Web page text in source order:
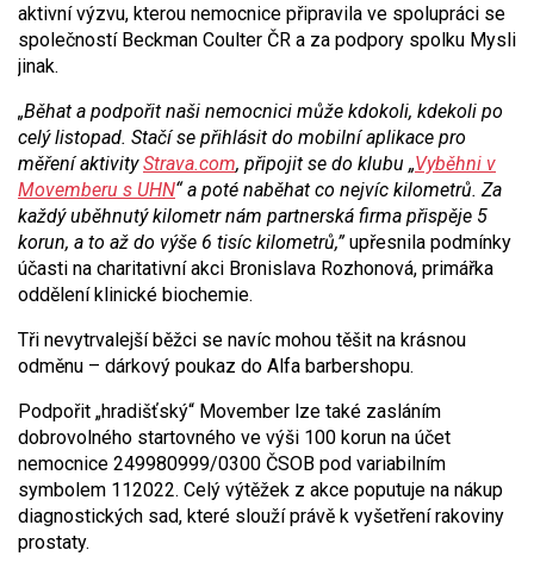
aktivní výzvu, kterou nemocnice připravila ve spolupráci se
společností Beckman Coulter ČR a za podpory spolku Mysli
jinak.
„Běhat a podpořit naši nemocnici může kdokoli, kdekoli po
celý listopad. Stačí se přihlásit do mobilní aplikace pro
měření aktivityStrava.com, připojit se do klubu „Vyběhni v
Movemberu s UHN“ a poté naběhat co nejvíc kilometrů. Za
každý uběhnutý kilometr nám partnerská firma přispěje 5
korun, a to až do výše 6 tisíc kilometrů,”upřesnila podmínky
účasti na charitativní akci Bronislava Rozhonová, primářka
oddělení klinické biochemie.
Tři nevytrvalejší běžci se navíc mohou těšit na krásnou
odměnu – dárkový poukaz do Alfa barbershopu.
Podpořit „hradišťský“ Movember lze také zasláním
dobrovolného startovného ve výši 100 korun na účet
nemocnice 249980999/0300 ČSOB pod variabilním
symbolem 112022. Celý výtěžek z akce poputuje na nákup
diagnostických sad, které slouží právě k vyšetření rakoviny
prostaty.